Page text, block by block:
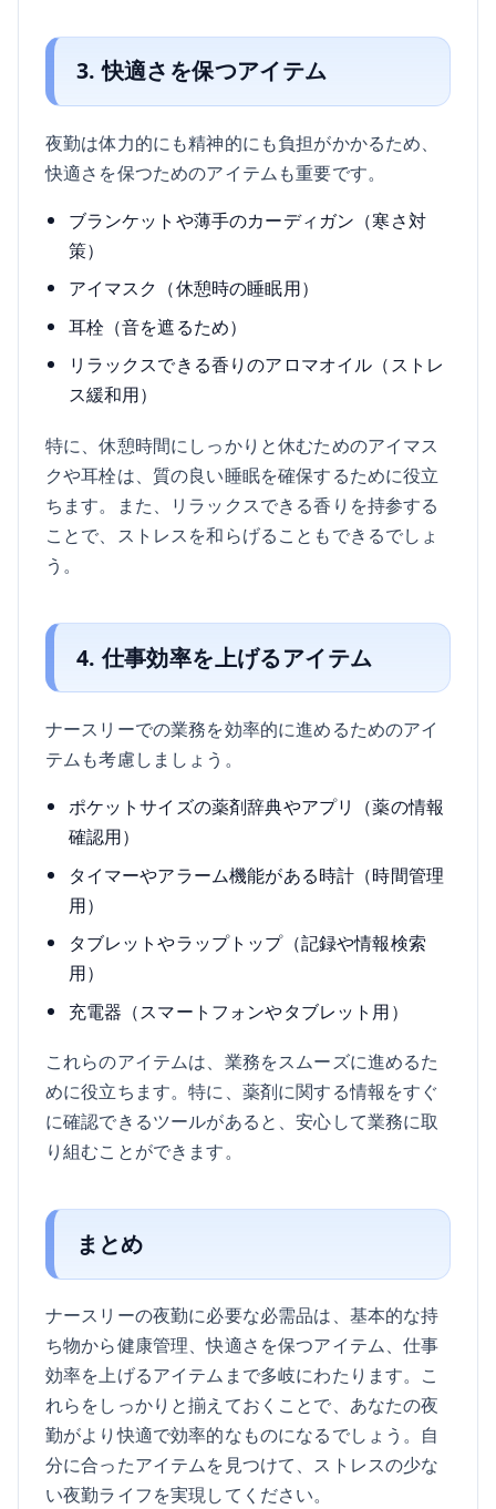
3. 快適さを保つアイテム
夜勤は体力的にも精神的にも負担がかかるため、
快適さを保つためのアイテムも重要です。
ブランケットや薄手のカーディガン（寒さ対
策）
アイマスク（休憩時の睡眠用）
耳栓（音を遮るため）
リラックスできる香りのアロマオイル（ストレ
ス緩和用）
特に、休憩時間にしっかりと休むためのアイマス
クや耳栓は、質の良い睡眠を確保するために役立
ちます。また、リラックスできる香りを持参する
ことで、ストレスを和らげることもできるでしょ
う。
4. 仕事効率を上げるアイテム
ナースリーでの業務を効率的に進めるためのアイ
テムも考慮しましょう。
ポケットサイズの薬剤辞典やアプリ（薬の情報
確認用）
タイマーやアラーム機能がある時計（時間管理
用）
タブレットやラップトップ（記録や情報検索
用）
充電器（スマートフォンやタブレット用）
これらのアイテムは、業務をスムーズに進めるた
めに役立ちます。特に、薬剤に関する情報をすぐ
に確認できるツールがあると、安心して業務に取
り組むことができます。
まとめ
ナースリーの夜勤に必要な必需品は、基本的な持
ち物から健康管理、快適さを保つアイテム、仕事
効率を上げるアイテムまで多岐にわたります。こ
れらをしっかりと揃えておくことで、あなたの夜
勤がより快適で効率的なものになるでしょう。自
分に合ったアイテムを見つけて、ストレスの少な
い夜勤ライフを実現してください。